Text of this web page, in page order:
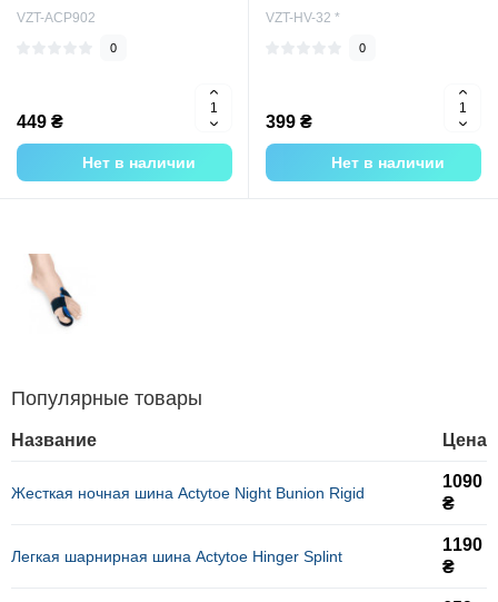
VZT-ACP902
0
449 ₴
Нет в наличии
VZT-HV-32 *
0
399 ₴
Нет в наличии
Популярные товары
Название Цена
Жесткая ночная шина Actytoe Night Bunion Rigid
1090
₴
Легкая шарнирная шина Actytoe Hinger Splint
1190
₴